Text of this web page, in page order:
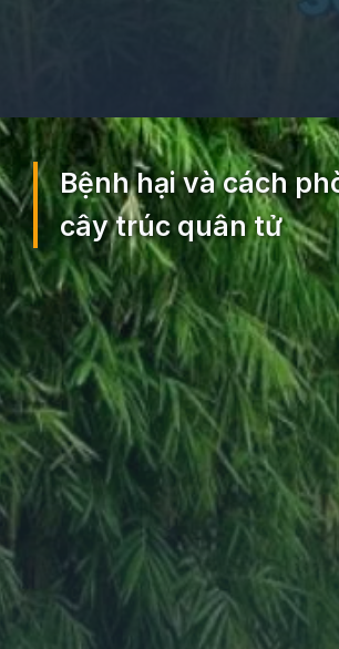
Đang mở https://ocopaz.vn/truc-
Bệnh hại và cách
cây trúc quân tử